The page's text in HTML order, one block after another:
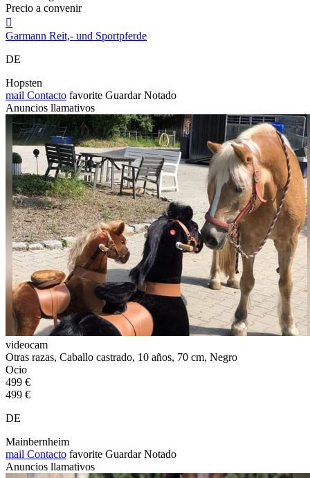
Precio a convenir

Garmann Reit,- und Sportpferde
DE
Hopsten
mail Contacto favorite Guardar Notado
Anuncios llamativos
videocam
Otras razas, Caballo castrado, 10 años, 70 cm, Negro
Ocio
499 €
499 €
DE
Mainbernheim
mail Contacto favorite Guardar Notado
Anuncios llamativos